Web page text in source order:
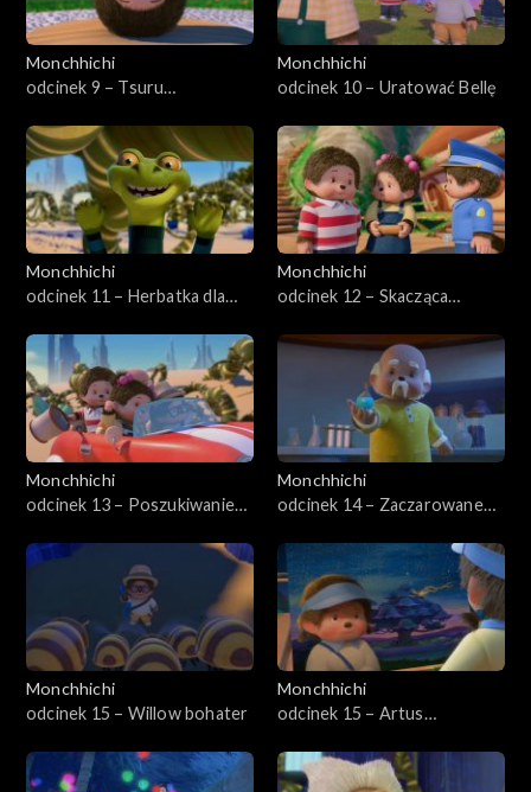
Monchhichi
odcinek 9 – Tsuru
Monchhichi
odcinek 10 – Uratować Bellę
Monchhichi
odcinek 11 – Herbatka dla
Monchhichi
odcinek 12 – Skacząca
Monchhichi
odcinek 13 – Poszukiwanie
Monchhichi
odcinek 14 – Zaczarowane
Monchhichi
odcinek 15 – Willow bohater
Monchhichi
odcinek 15 – Artus